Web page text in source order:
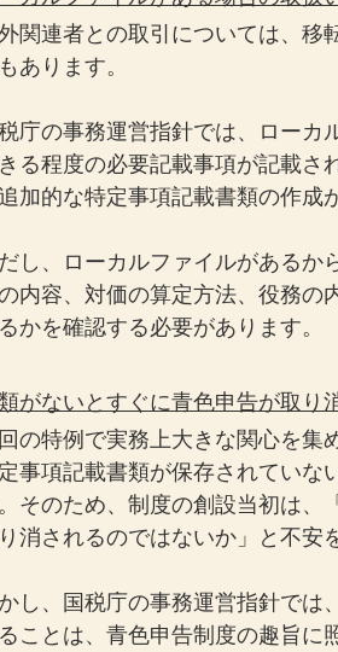
関連者との取引については、移
あります。
庁の事務運営指針では、ローカ
る程度の必要記載事項が記載さ
加的な特定事項記載書類の作成
し、ローカルファイルがあるか
内容、対価の算定方法、役務の
かを確認する必要があります。
がないとすぐに青色申告が取り
の特例で実務上大きな関心を集
事項記載書類が保存されていな
そのため、制度の創設当初は、
消されるのではないか」と不安
し、国税庁の事務運営指針で
ことは、青色申告制度の趣旨に